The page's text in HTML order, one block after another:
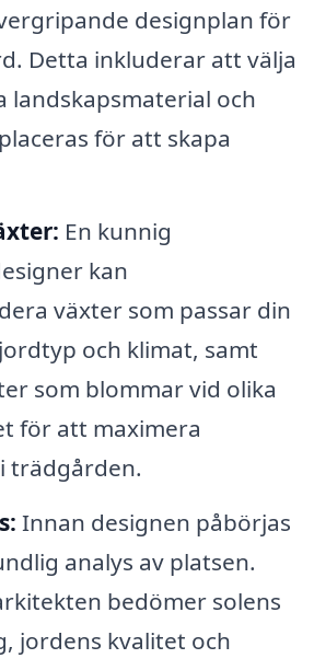
designplan för
Detta inkluderar att välja
landskapsmaterial och
för att skapa
En kunnig
kan
växter som passar din
och klimat, samt
som blommar vid olika
för att maximera
trädgården.
Innan designen påbörjas
analys av platsen.
bedömer solens
jordens kvalitet och